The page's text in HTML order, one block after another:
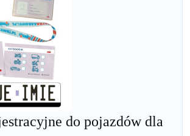
do pojazdów dla